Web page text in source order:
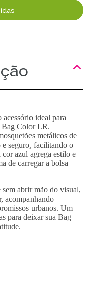
acessório ideal para
Bag Color LR.
metálicos de
seguro, facilitando o
azul agrega estilo e
de carregar a bolsa
abrir mão do visual,
acompanhando
urbanos. Um
para deixar sua Bag